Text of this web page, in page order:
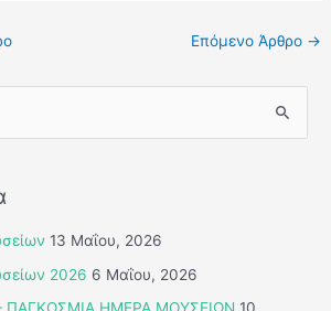
Επόμενο Άρθρο →
13 Μαΐου, 2026
2026 6 Μαΐου, 2026